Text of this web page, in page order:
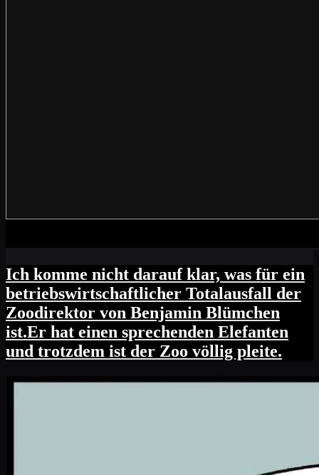
Ich komme nicht darauf klar, was für ein
betriebswirtschaftlicher Totalausfall der
Zoodirektor von Benjamin Blümchen
ist.Er hat einen sprechenden Elefanten
und trotzdem ist der Zoo völlig pleite.